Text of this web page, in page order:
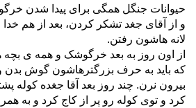
حیوانات جنگل همگی برای پیدا شدن
و از آقای جغد تشکر کردن، بعد از هم
لانه هاشون رفتن.
از اون روز به بعد خرگوشک و همه ی
که باید به حرف بزرگترهاشون گوش بدن و
بیرون نرن. چند روز بعد آقا جغده کوله
کرد و توی کوله رو پر از کاج کرد و به